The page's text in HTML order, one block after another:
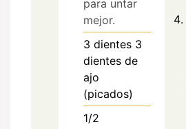
para untar
mejor.
3 dientes 3
dientes de
ajo
(picados)
1/2